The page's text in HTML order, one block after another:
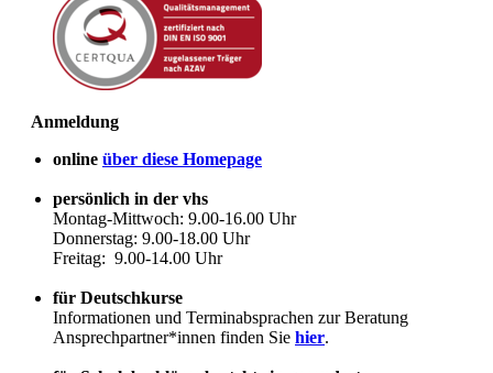
Anmeldung
online über diese Homepage
persönlich in der vhs
Montag-Mittwoch: 9.00-16.00 Uhr
Donnerstag: 9.00-18.00 Uhr
Freitag: 9.00-14.00 Uhr
für Deutschkurse
Informationen und Terminabsprachen zur Beratung
Ansprechpartner*innen finden Sie hier.